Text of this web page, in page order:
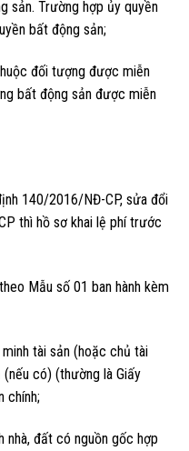
sản. Trường hợp ủy quyền
bất động sản;
đối tượng được miễn
bất động sản được miễn
140/2016/NĐ-CP, sửa đổi
thì hồ sơ khai lệ phí trước
Mẫu số 01 ban hành kèm
tài sản (hoặc chủ tài
có) (thường là Giấy
chính;
nhà, đất có nguồn gốc hợp